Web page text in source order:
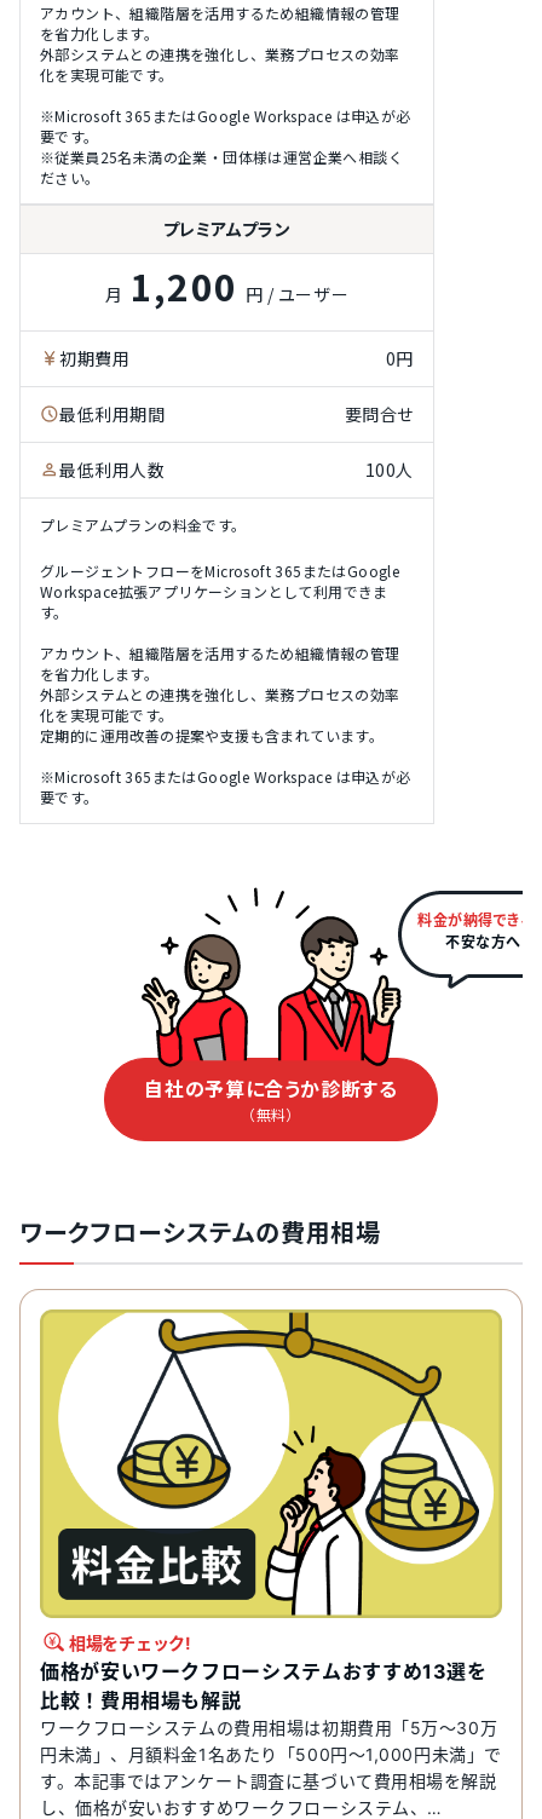
アカウント、組織階層を活用するため組織情報の管理
を省力化します。
外部システムとの連携を強化し、業務プロセスの効率
化を実現可能です。
※Microsoft 365またはGoogle Workspace は申込が必
要です。
※従業員25名未満の企業・団体様は運営企業へ相談く
ださい。
プレミアムプラン
月 1,200 円 / ユーザー
初期費用 0円
最低利用期間 要問合せ
最低利用人数 100人
プレミアムプランの料金です。
グルージェントフローをMicrosoft 365またはGoogle
Workspace拡張アプリケーションとして利用できま
す。
アカウント、組織階層を活用するため組織情報の管理
を省力化します。
外部システムとの連携を強化し、業務プロセスの効率
化を実現可能です。
定期的に運用改善の提案や支援も含まれています。
※Microsoft 365またはGoogle Workspace は申込が必
要です。
料金が納得できる
不安な方へ
自社の予算に合うか診断する
（無料）
ワークフローシステムの費用相場
相場をチェック!
価格が安いワークフローシステムおすすめ13選を
比較！費用相場も解説
ワークフローシステムの費用相場は初期費用「5万〜30万
円未満」、月額料金1名あたり「500円〜1,000円未満」で
す。本記事ではアンケート調査に基づいて費用相場を解説
し、価格が安いおすすめワークフローシステム、